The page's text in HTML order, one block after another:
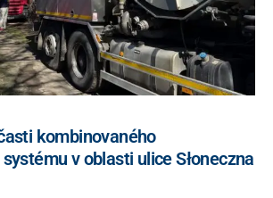
kombinovaného
v oblasti ulice Słoneczna